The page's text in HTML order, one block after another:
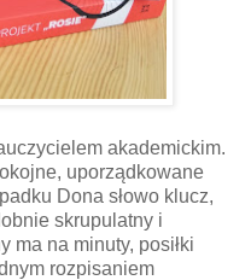
akademickim.
uporządkowane
Dona słowo klucz,
skrupulatny i
ma na minuty, posiłki
rozpisaniem